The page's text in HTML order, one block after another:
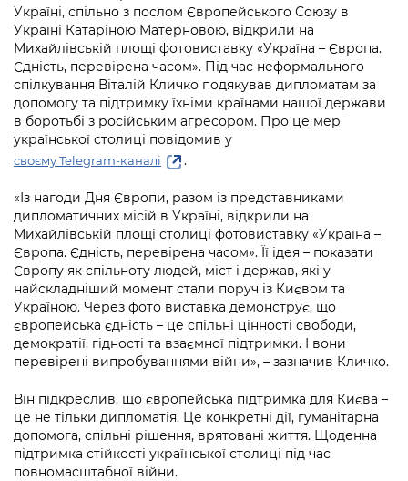
Підприємства, установи, організації
Kyiv International Relations
Річні звіти
Гендерна політика
Безбар'єрність
Київська міська військова адміністрація
Портал Захисників та Захисниць
Безбар'єрність
Портал послуг
Міський застосунок Київ Цифровий
Уряд» – місцевий рівень»
Важливе під час воєнного стану
Про відкриті дані
Портал даних Києва
Публічні дашборди
Україні, спільно з послом Європейського Союзу в
Україні Катаріною Матерновою, відкрили на
Михайлівській площі фотовиставку «Україна – Європа.
Єдність, перевірена часом». Під час неформального
спілкування Віталій Кличко подякував дипломатам за
допомогу та підтримку їхніми країнами нашої держави
в боротьбі з російським агресором. Про це мер
української столиці повідомив у
своєму Telegram-каналі .
«Із нагоди Дня Європи, разом із представниками
дипломатичних місій в Україні, відкрили на
Михайлівській площі столиці фотовиставку «Україна –
Європа. Єдність, перевірена часом». Її ідея – показати
Європу як спільноту людей, міст і держав, які у
найскладніший момент стали поруч із Києвом та
Україною. Через фото виставка демонструє, що
європейська єдність – це спільні цінності свободи,
демократії, гідності та взаємної підтримки. І вони
перевірені випробуваннями війни», – зазначив Кличко.
Він підкреслив, що європейська підтримка для Києва –
це не тільки дипломатія. Це конкретні дії, гуманітарна
допомога, спільні рішення, врятовані життя. Щоденна
підтримка стійкості української столиці під час
повномасштабної війни.